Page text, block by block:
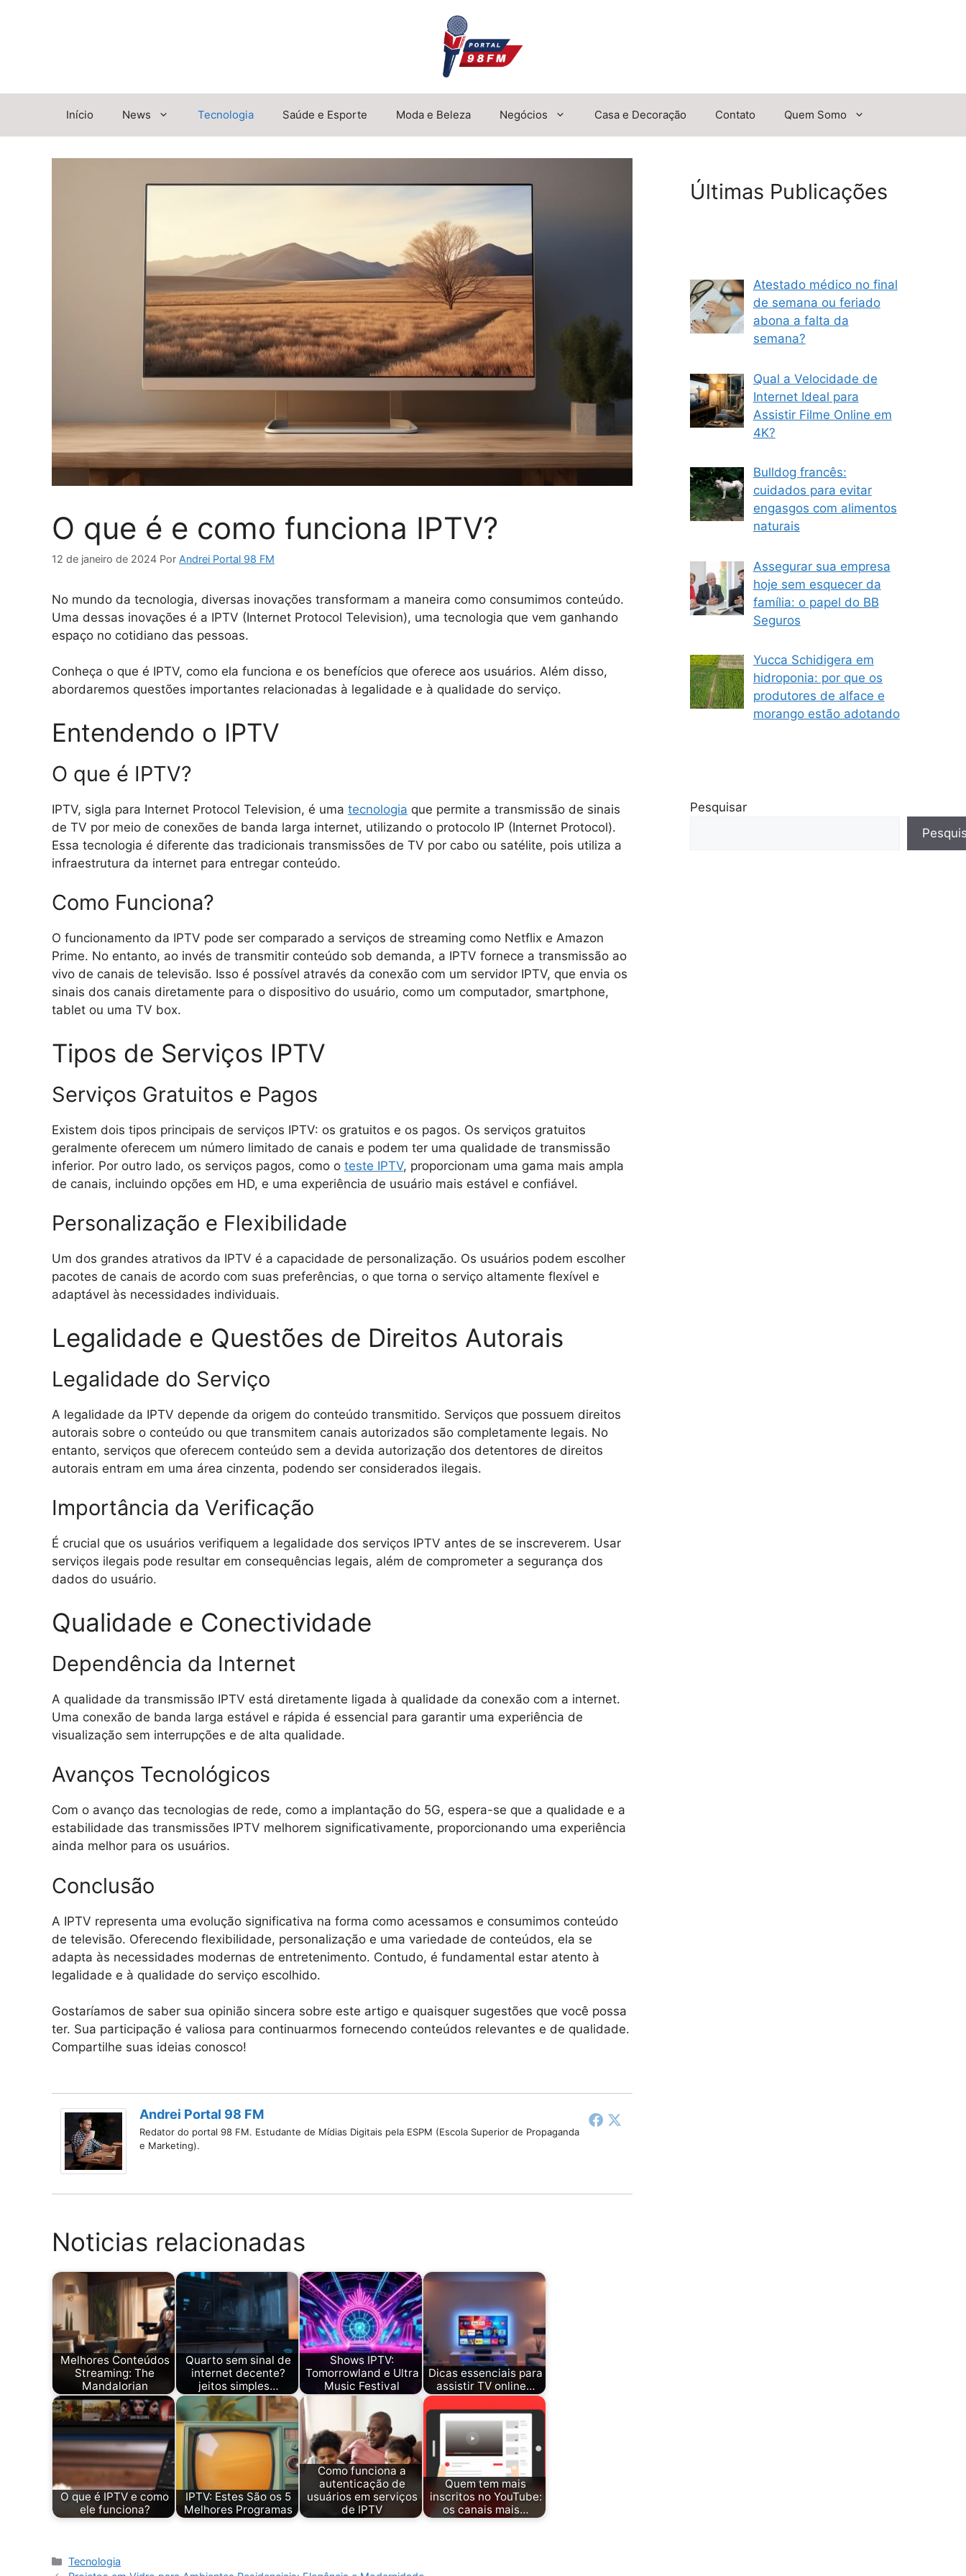
Início News Tecnologia Saúde e Esporte Moda e Beleza Negócios Casa e Decoração Contato Quem Somo
O que é e como funciona IPTV?
12 de janeiro de 2024 Por Andrei Portal 98 FM
No mundo da tecnologia, diversas inovações transformam a maneira como consumimos conteúdo.
Uma dessas inovações é a IPTV (Internet Protocol Television), uma tecnologia que vem ganhando
espaço no cotidiano das pessoas.
Conheça o que é IPTV, como ela funciona e os benefícios que oferece aos usuários. Além disso,
abordaremos questões importantes relacionadas à legalidade e à qualidade do serviço.
Entendendo o IPTV
O que é IPTV?
IPTV, sigla para Internet Protocol Television, é uma tecnologia que permite a transmissão de sinais
de TV por meio de conexões de banda larga internet, utilizando o protocolo IP (Internet Protocol).
Essa tecnologia é diferente das tradicionais transmissões de TV por cabo ou satélite, pois utiliza a
infraestrutura da internet para entregar conteúdo.
Como Funciona?
O funcionamento da IPTV pode ser comparado a serviços de streaming como Netflix e Amazon
Prime. No entanto, ao invés de transmitir conteúdo sob demanda, a IPTV fornece a transmissão ao
vivo de canais de televisão. Isso é possível através da conexão com um servidor IPTV, que envia os
sinais dos canais diretamente para o dispositivo do usuário, como um computador, smartphone,
tablet ou uma TV box.
Tipos de Serviços IPTV
Serviços Gratuitos e Pagos
Existem dois tipos principais de serviços IPTV: os gratuitos e os pagos. Os serviços gratuitos
geralmente oferecem um número limitado de canais e podem ter uma qualidade de transmissão
inferior. Por outro lado, os serviços pagos, como o teste IPTV, proporcionam uma gama mais ampla
de canais, incluindo opções em HD, e uma experiência de usuário mais estável e confiável.
Personalização e Flexibilidade
Um dos grandes atrativos da IPTV é a capacidade de personalização. Os usuários podem escolher
pacotes de canais de acordo com suas preferências, o que torna o serviço altamente flexível e
adaptável às necessidades individuais.
Legalidade e Questões de Direitos Autorais
Legalidade do Serviço
A legalidade da IPTV depende da origem do conteúdo transmitido. Serviços que possuem direitos
autorais sobre o conteúdo ou que transmitem canais autorizados são completamente legais. No
entanto, serviços que oferecem conteúdo sem a devida autorização dos detentores de direitos
autorais entram em uma área cinzenta, podendo ser considerados ilegais.
Importância da Verificação
É crucial que os usuários verifiquem a legalidade dos serviços IPTV antes de se inscreverem. Usar
serviços ilegais pode resultar em consequências legais, além de comprometer a segurança dos
dados do usuário.
Qualidade e Conectividade
Dependência da Internet
A qualidade da transmissão IPTV está diretamente ligada à qualidade da conexão com a internet.
Uma conexão de banda larga estável e rápida é essencial para garantir uma experiência de
visualização sem interrupções e de alta qualidade.
Avanços Tecnológicos
Com o avanço das tecnologias de rede, como a implantação do 5G, espera-se que a qualidade e a
estabilidade das transmissões IPTV melhorem significativamente, proporcionando uma experiência
ainda melhor para os usuários.
Conclusão
A IPTV representa uma evolução significativa na forma como acessamos e consumimos conteúdo
de televisão. Oferecendo flexibilidade, personalização e uma variedade de conteúdos, ela se
adapta às necessidades modernas de entretenimento. Contudo, é fundamental estar atento à
legalidade e à qualidade do serviço escolhido.
Gostaríamos de saber sua opinião sincera sobre este artigo e quaisquer sugestões que você possa
ter. Sua participação é valiosa para continuarmos fornecendo conteúdos relevantes e de qualidade.
Compartilhe suas ideias conosco!
Andrei Portal 98 FM
Redator do portal 98 FM. Estudante de Mídias Digitais pela ESPM (Escola Superior de Propaganda
e Marketing).
Noticias relacionadas
Melhores Conteúdos
Streaming: The
Mandalorian
Quarto sem sinal de
internet decente?
jeitos simples…
Shows IPTV:
Tomorrowland e Ultra
Music Festival
Dicas essenciais para
assistir TV online…
O que é IPTV e como
ele funciona?
IPTV: Estes São os 5
Melhores Programas
Como funciona a
autenticação de
usuários em serviços
de IPTV
Quem tem mais
inscritos no YouTube:
os canais mais…
Categorias
Tecnologia
Últimas Publicações
Atestado médico no final
de semana ou feriado
abona a falta da
semana?
Qual a Velocidade de
Internet Ideal para
Assistir Filme Online em
4K?
Bulldog francês:
cuidados para evitar
engasgos com alimentos
naturais
Assegurar sua empresa
hoje sem esquecer da
família: o papel do BB
Seguros
Yucca Schidigera em
hidroponia: por que os
produtores de alface e
morango estão adotando
Pesquisar